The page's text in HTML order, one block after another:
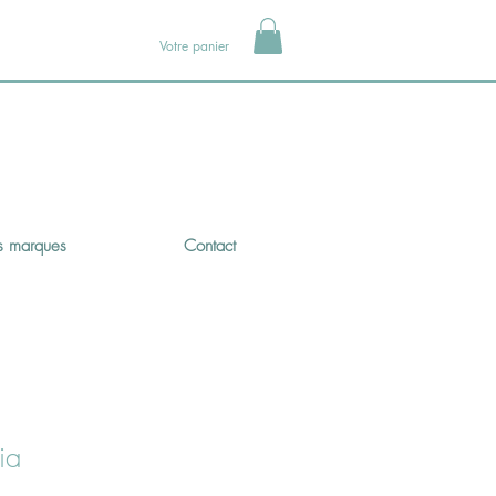
Votre panier
marques Contact